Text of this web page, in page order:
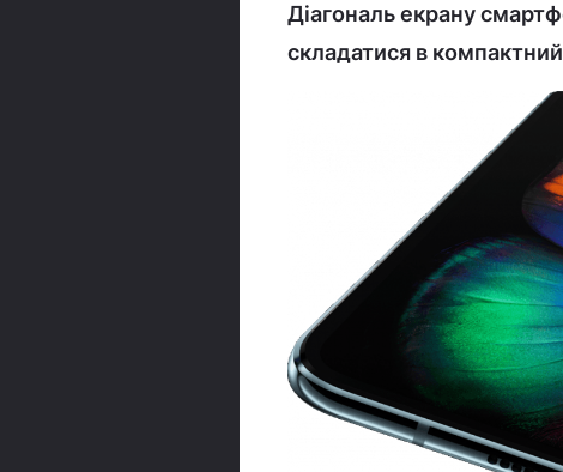
Діагональ екрану
складатися в